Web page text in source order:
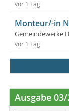
vor 1 Tag
Monteur/-in
Gemeindewerke
vor 1 Tag
Ausgabe